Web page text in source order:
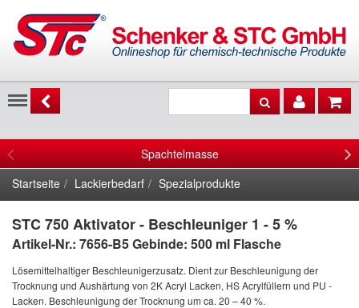
Menu
Spachtelmasse
Startseite
Lackierbedarf Spezialprodukte
STC 750 Aktivator - Beschleuniger 1 - 5 %
Artikel-Nr.: 7656-B5Gebinde: 500 ml Flasche
Lösemittelhaltiger Beschleunigerzusatz. Dient zur Beschleunigung der
Trocknung und Aushärtung von 2K Acryl Lacken, HS Acrylfüllern und PU -
Lacken. Beschleunigung der Trocknung um ca. 20 – 40 %.